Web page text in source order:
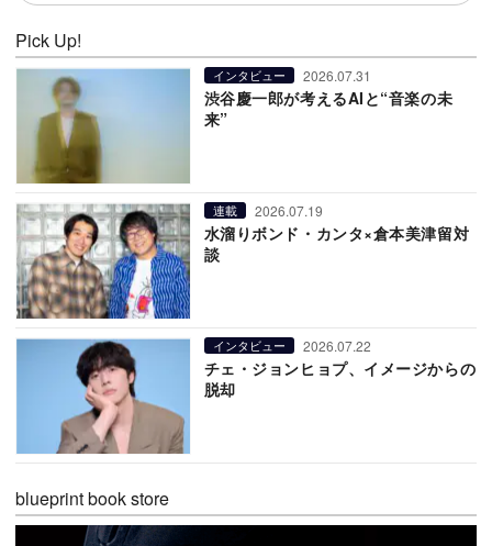
Pick Up!
インタビュー 2026.07.31
渋谷慶一郎が考えるAIと“音楽の未
来”
連載 2026.07.19
水溜りボンド・カンタ×倉本美津留対
談
インタビュー 2026.07.22
チェ・ジョンヒョプ、イメージからの
脱却
blueprint book store